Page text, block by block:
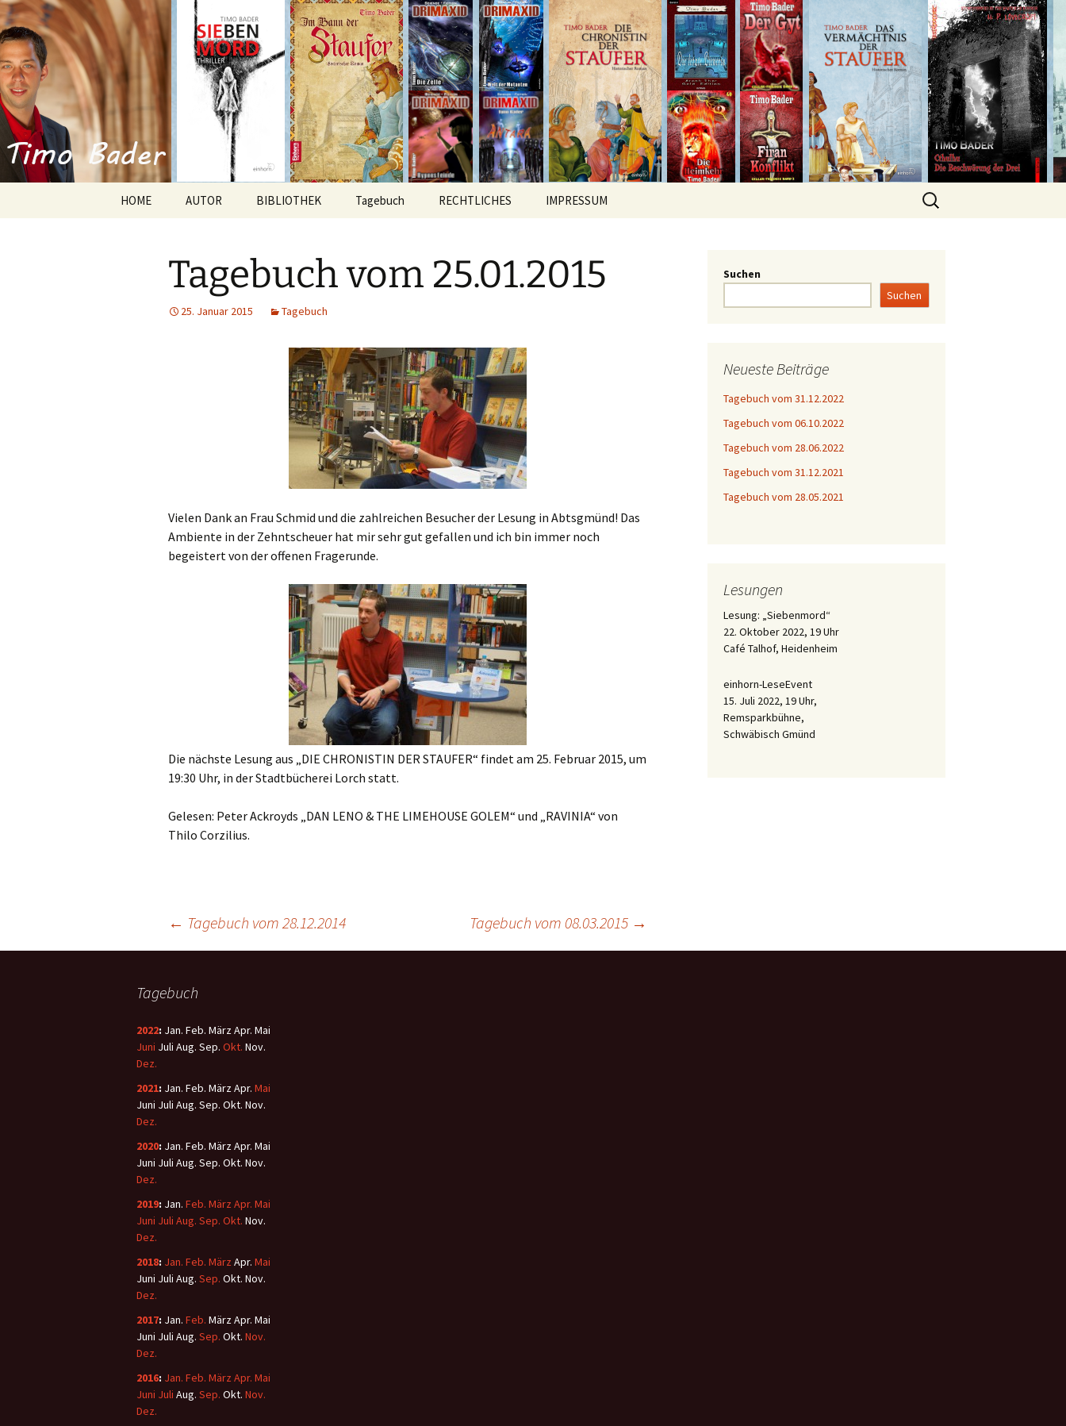
Timo Bader
Willkommen im Reich der Geschichten
HOME AUTOR BIBLIOTHEK
Anthologien
Kurzgeschichten
Tagebuch RECHTLICHES IMPRESSUM
Tagebuch vom 25.01.2015
25. Januar 2015 Tagebuch
Vielen Dank an Frau Schmid und die zahlreichen Besucher der Lesung in Abtsgmünd! Das
Ambiente in der Zehntscheuer hat mir sehr gut gefallen und ich bin immer noch
begeistert von der offenen Fragerunde.
Die nächste Lesung aus „DIE CHRONISTIN DER STAUFER“ findet am 25. Februar 2015, um
19:30 Uhr, in der Stadtbücherei Lorch statt.
Gelesen: Peter Ackroyds „DAN LENO & THE LIMEHOUSE GOLEM“ und „RAVINIA“ von
Thilo Corzilius.
← Tagebuch vom 28.12.2014 Tagebuch vom 08.03.2015 →
Suchen
Suchen
Neueste Beiträge
Tagebuch vom 31.12.2022
Tagebuch vom 06.10.2022
Tagebuch vom 28.06.2022
Tagebuch vom 31.12.2021
Tagebuch vom 28.05.2021
Lesungen
Lesung: „Siebenmord“
22. Oktober 2022, 19 Uhr
Café Talhof, Heidenheim
einhorn-LeseEvent
15. Juli 2022, 19 Uhr,
Remsparkbühne,
Schwäbisch Gmünd
Tagebuch
2022: Jan. Feb. MärzApr. Mai
Juni Juli Aug. Sep. Okt. Nov.
Dez.
2021: Jan. Feb. MärzApr. Mai
Juni Juli Aug. Sep. Okt. Nov.
Dez.
2020: Jan. Feb. MärzApr. Mai
Juni Juli Aug. Sep. Okt. Nov.
Dez.
2019: Jan. Feb. März Apr. Mai
Juni Juli Aug. Sep. Okt. Nov.
Dez.
2018: Jan. Feb. März Apr. Mai
Juni Juli Aug. Sep. Okt. Nov.
Dez.
2017: Jan. Feb. MärzApr. Mai
Juni Juli Aug. Sep. Okt. Nov.
Dez.
2016: Jan. Feb. März Apr. Mai
Juni Juli Aug. Sep. Okt. Nov.
Dez.